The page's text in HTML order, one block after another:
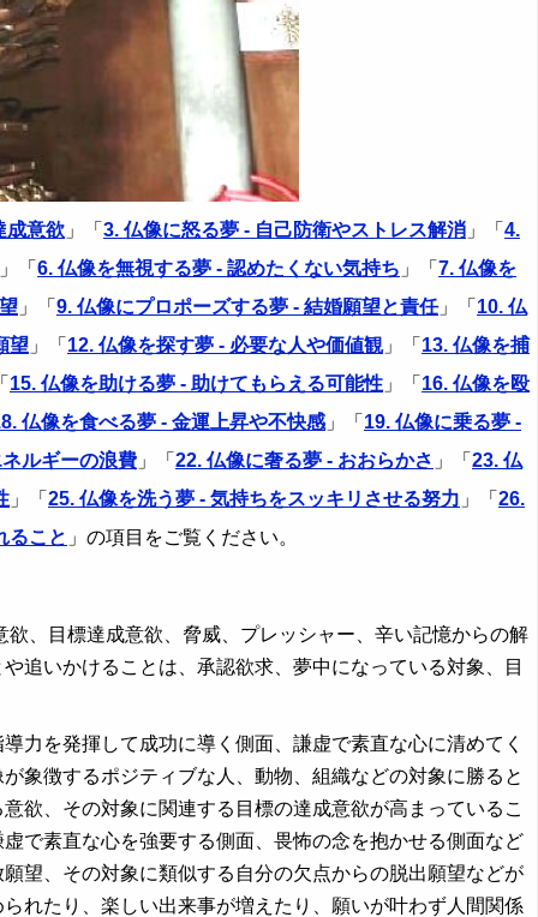
成意欲 」「 3. 仏像に怒る夢 - 自己防衛やストレス解消 」「 4.
」「 6. 仏像を無視する夢 - 認めたくない気持ち 」「 7. 仏像を
」「 9. 仏像にプロポーズする夢 - 結婚願望と責任」「 10. 仏
望 」「 12. 仏像を探す夢 - 必要な人や価値観」「 13. 仏像を捕
15. 仏像を助ける夢 - 助けてもらえる可能性 」「 16. 仏像を殴
仏像を食べる夢 - 金運上昇や不快感 」「 19. 仏像に乗る夢 -
ルギーの浪費 」「 22. 仏像に奢る夢 - おおらかさ 」「 23. 仏
」「 25. 仏像を洗う夢 - 気持ちをスッキリさせる努力 」「 26.
ること 」の項目をご覧ください。
、目標達成意欲、脅威、プレッシャー、辛い記憶からの解
追いかけることは、承認欲求、夢中になっている対象、目
力を発揮して成功に導く側面、謙虚で素直な心に清めてく
象徴するポジティブな人、動物、組織などの対象に勝ると
欲、その対象に関連する目標の達成意欲が高まっているこ
で素直な心を強要する側面、畏怖の念を抱かせる側面など
望、その対象に類似する自分の欠点からの脱出願望などが
れたり、楽しい出来事が増えたり、願いが叶わず人間関係